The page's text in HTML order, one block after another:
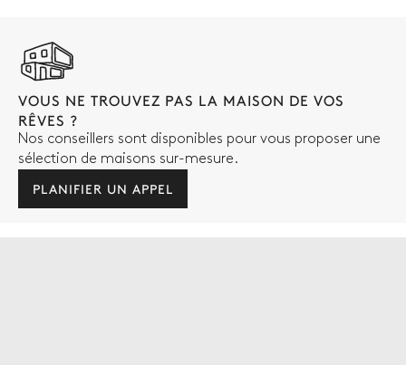
VOUS NE TROUVEZ PAS LA MAISON DE VOS
RÊVES ?
Nos conseillers sont disponibles pour vous proposer une
sélection de maisons sur-mesure.
PLANIFIER UN APPEL